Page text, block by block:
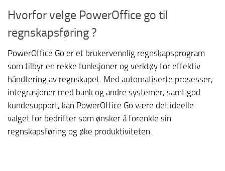
Hvorfor velge PowerOffice go til
regnskapsføring ?
PowerOffice Go er et brukervennlig regnskapsprogram
som tilbyr en rekke funksjoner og verktøy for effektiv
håndtering av regnskapet. Med automatiserte prosesser,
integrasjoner med bank og andre systemer, samt god
kundesupport, kan PowerOffice Go være det ideelle
valget for bedrifter som ønsker å forenkle sin
regnskapsføring og øke produktiviteten.